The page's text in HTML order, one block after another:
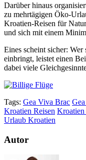
Darüber hinaus
zu mehrtägigen Öko-
Kroatien-Reisen für
und sich mit einem
Eines scheint sicher:
einbringt, leistet einen
dabei viele
Tags: Gea Viva Brac
Kroatien Reisen
Urlaub Kroatien
Autor